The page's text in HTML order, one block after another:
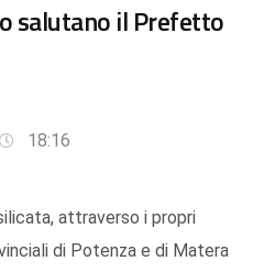
salutano il Prefetto
18:16
attraverso i propri
di Potenza e di Matera